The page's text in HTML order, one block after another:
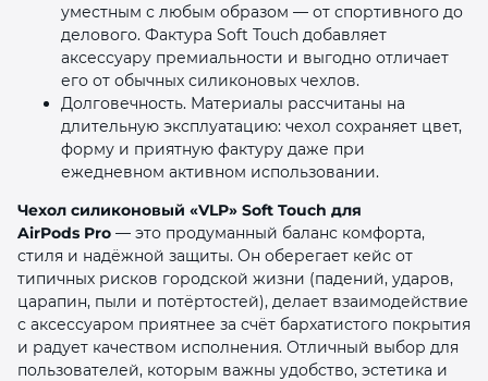
уместным с любым образом — от спортивного до
делового. Фактура Soft Touch добавляет
аксессуару премиальности и выгодно отличает
его от обычных силиконовых чехлов.
Долговечность. Материалы рассчитаны на
длительную эксплуатацию: чехол сохраняет цвет,
форму и приятную фактуру даже при
ежедневном активном использовании.
Чехол силиконовый «VLP» Soft Touch для
AirPods Pro — это продуманный баланс комфорта,
стиля и надёжной защиты. Он оберегает кейс от
типичных рисков городской жизни (падений, ударов,
царапин, пыли и потёртостей), делает взаимодействие
с аксессуаром приятнее за счёт бархатистого покрытия
и радует качеством исполнения. Отличный выбор для
пользователей, которым важны удобство, эстетика и